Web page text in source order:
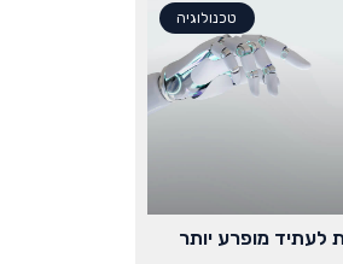
טכנולוגיה
לעתיד מופרע יותר